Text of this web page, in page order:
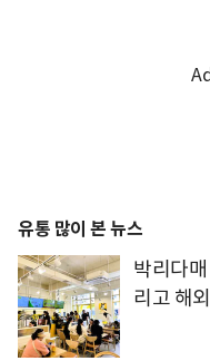
유통 많이 본 뉴스
박리다
리고 해